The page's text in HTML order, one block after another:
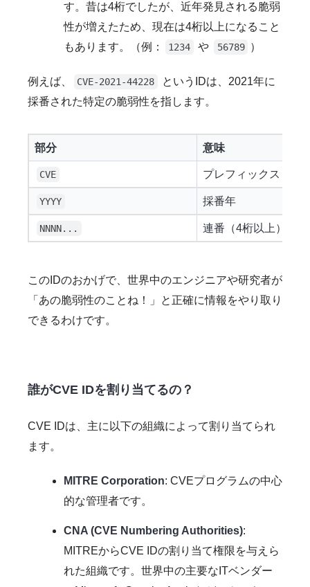
す。昔は4桁でしたが、近年発見される脆弱
性が増えたため、現在は4桁以上になること
もあります。（例：
1234 や 56789 ）
例えば、 CVE-2021-44228
というIDは、2021年に
採番された特定の脆弱性を指します。
部分 意味
CVE プレフィックス（接
YYYY 採番年
NNNN... 連番（4桁以上）
このIDのおかげで、世界中のエンジニアや研究者が
「あの脆弱性のことね！」と正確に情報をやり取り
できるわけです。
誰がCVE IDを割り当てるの？
CVE IDは、主に以下の組織によって割り当てられ
ます。
MITRE Corporation: CVEプログラムの中心
的な管理者です。
CNA (CVE Numbering Authorities):
MITREからCVE IDの割り当て権限を与えら
れた組織です。世界中の主要なITベンダー